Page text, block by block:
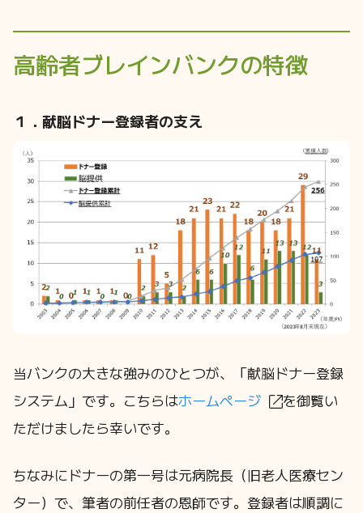
高齢者ブレインバンクの特徴
１．献脳ドナー登録者の支え
当バンクの大きな強みのひとつが、「献脳ドナー登録
システム」です。こちらはホームページ
を御覧い
ただけましたら幸いです。
ちなみにドナーの第一号は元病院長（旧老人医療セン
ター）で、筆者の前任者の恩師です。登録者は順調に